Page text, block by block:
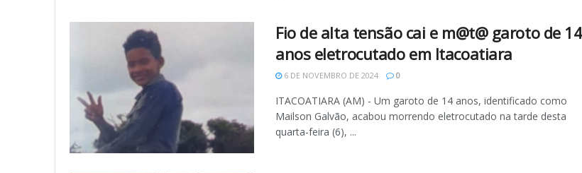
Fio de alta tensão cai e m@t@ garoto de 14
anos eletrocutado em Itacoatiara
6 DE NOVEMBRO DE 2024 0
ITACOATIARA (AM) - Um garoto de 14 anos, identificado como
Mailson Galvão, acabou morrendo eletrocutado na tarde desta
quarta-feira (6), ...